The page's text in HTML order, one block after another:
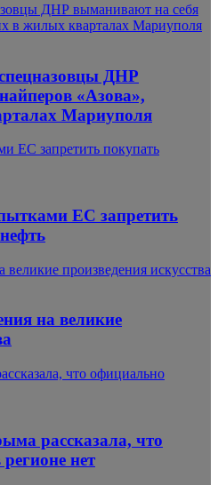
ДНР выманивают на себя
в жилых кварталах Мариуполя
ДНР
«Азова»,
Мариуполя
ЕС запретить покупать
ЕС запретить
произведения искусства
на великие
что официально
рассказала, что
нет